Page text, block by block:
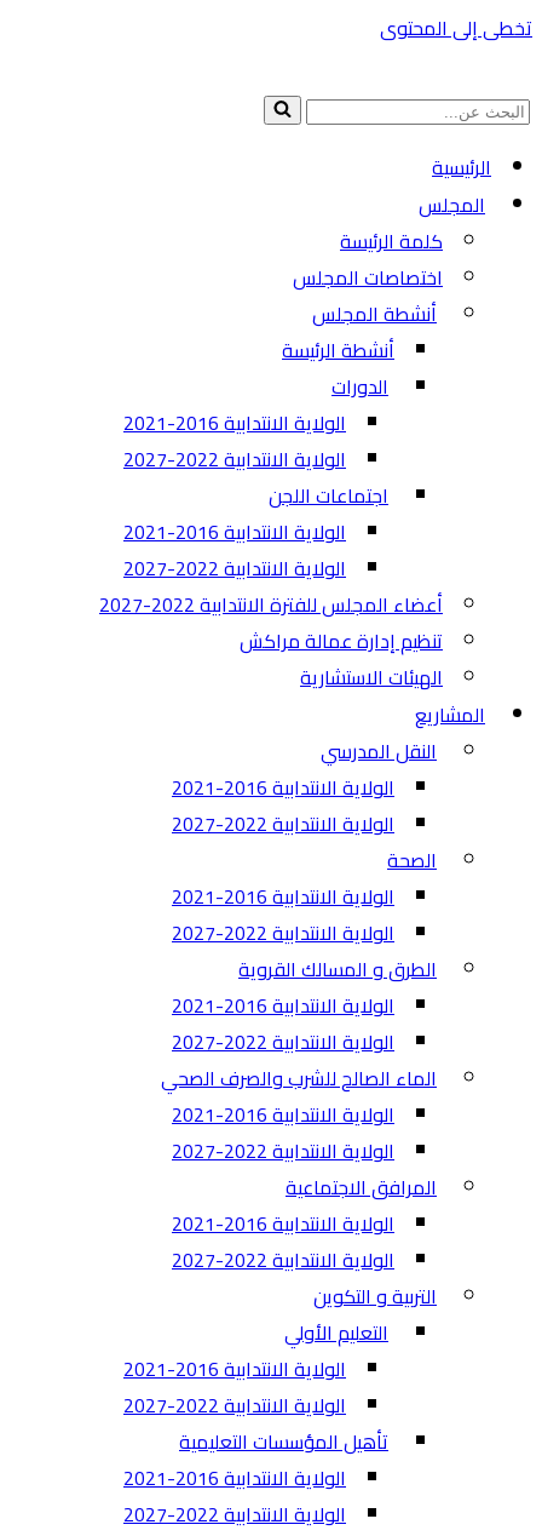
تخطى إلى المحتوى
البحث
الرئيسية
المجلس
كلمة الرئيسة
اختصاصات المجلس
أنشطة المجلس
أنشطة الرئيسة
الدورات
الولاية الانتدابية 2016-2021
الولاية الانتدابية 2022-2027
اجتماعات اللجن
الولاية الانتدابية 2016-2021
الولاية الانتدابية 2022-2027
أعضاء المجلس للفترة الانتدابية 2022-2027
تنظيم إدارة عمالة مراكش
الهيئات الاستشارية
المشاريع
النقل المدرسي
الولاية الانتدابية 2016-2021
الولاية الانتدابية 2022-2027
الصحة
الولاية الانتدابية 2016-2021
الولاية الانتدابية 2022-2027
الطرق و المسالك القروية
الولاية الانتدابية 2016-2021
الولاية الانتدابية 2022-2027
الماء الصالح للشرب والصرف الصحي
الولاية الانتدابية 2016-2021
الولاية الانتدابية 2022-2027
المرافق الاجتماعية
الولاية الانتدابية 2016-2021
الولاية الانتدابية 2022-2027
التربية و التكوين
التعليم الأولي
الولاية الانتدابية 2016-2021
الولاية الانتدابية 2022-2027
تأهيل المؤسسات التعليمية
الولاية الانتدابية 2016-2021
الولاية الانتدابية 2022-2027